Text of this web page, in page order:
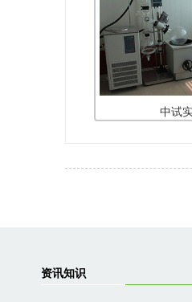
中试
资讯知识